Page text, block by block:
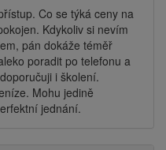
Co se týká ceny na
Kdykoliv si nevím
pán dokáže téměř
poradit po telefonu a
i školení.
Mohu jedině
jednání.